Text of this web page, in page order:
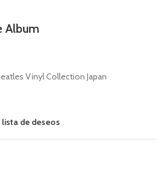
Album
Vinyl Collection Japan
lista de deseos